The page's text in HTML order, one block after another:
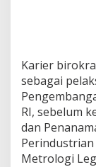
Karier
sebagai
RI, sebelum
dan
Perindustrian
Metrologi